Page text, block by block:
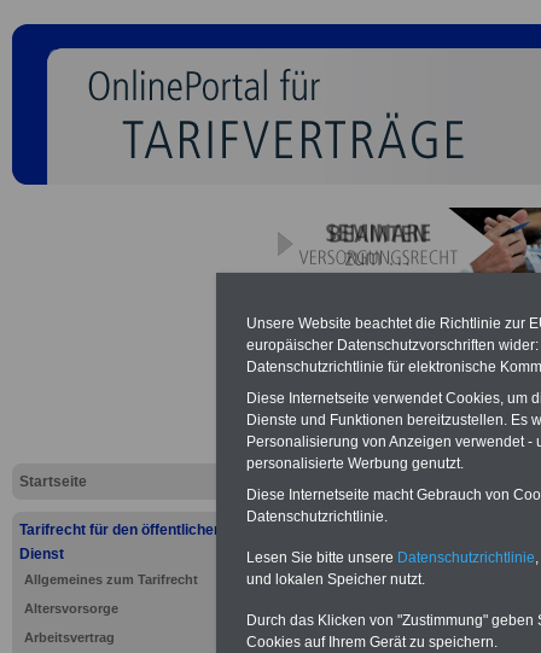
Startseite
Tarifrecht für den öffentlichen
Dienst
Allgemeines zum Tarifrecht
Altersvorsorge
Arbeitsvertrag
Sonderurlaub -
Neu aufgelegt: Oktober
Unsere Website beachtet die Richtlinie zur
europäischer Datenschutzvorschriften
Datenschutzrichtlinie für elektronische
Diese Internetseite verwendet Cookies, um
Dienste und Funktionen bereitzustellen. Es
Personalisierung von Anzeigen verwendet
personalisierte Werbung genutzt.
Diese Internetseite macht Gebrauch von
Datenschutzrichtlinie.
Lesen Sie bitte unsere Datenschutzrichtlinie
und lokalen Speicher nutzt.
Durch das Klicken von "Zustimmung"
Cookies auf Ihrem Gerät zu speichern.